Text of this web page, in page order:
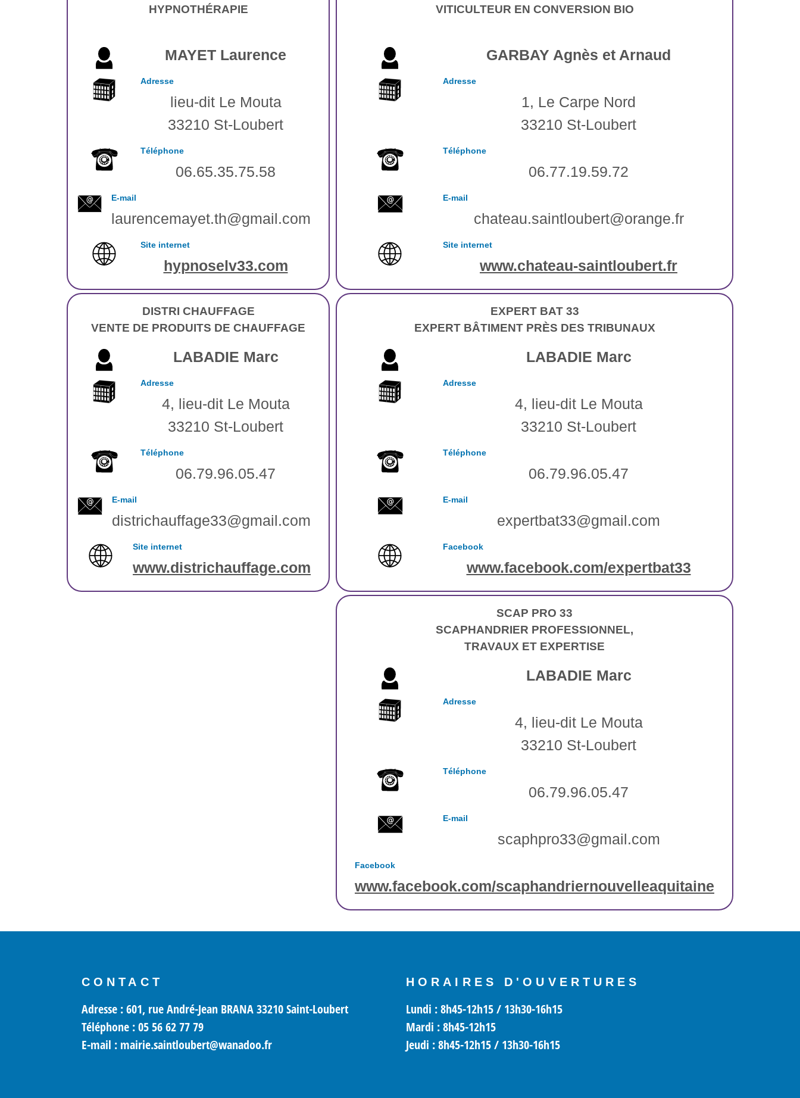
HYPNOTHÉRAPIE
MAYET Laurence
Adresse
lieu-dit Le Mouta
33210 St-Loubert
Téléphone
06.65.35.75.58
E-mail
laurencemayet.th@gmail.com
Site internet
hypnoselv33.com
DISTRI CHAUFFAGE
VENTE DE PRODUITS DE CHAUFFAGE
LABADIE Marc
Adresse
4, lieu-dit Le Mouta
33210 St-Loubert
Téléphone
06.79.96.05.47
E-mail
districhauffage33@gmail.com
Site internet
www.districhauffage.com
VITICULTEUR EN CONVERSION BIO
GARBAY Agnès et Arnaud
Adresse
1, Le Carpe Nord
33210 St-Loubert
Téléphone
06.77.19.59.72
E-mail
chateau.saintloubert@orange.fr
Site internet
www.chateau-saintloubert.fr
EXPERT BAT 33
EXPERT BÂTIMENT PRÈS DES TRIBUNAUX
LABADIE Marc
Adresse
4, lieu-dit Le Mouta
33210 St-Loubert
Téléphone
06.79.96.05.47
E-mail
expertbat33@gmail.com
Facebook
www.facebook.com/expertbat33
SCAP PRO 33
SCAPHANDRIER PROFESSIONNEL,
TRAVAUX ET EXPERTISE
LABADIE Marc
Adresse
4, lieu-dit Le Mouta
33210 St-Loubert
Téléphone
06.79.96.05.47
E-mail
scaphpro33@gmail.com
Facebook
www.facebook.com/scaphandriernouvelleaquitaine
CONTACT HORAIRES D'OUVERTURES
Adresse : 601, rue André-Jean BRANA 33210 Saint-Loubert
Téléphone : 05 56 62 77 79
E-mail : mairie.saintloubert@wanadoo.fr
Lundi : 8h45-12h15 / 13h30-16h15
Mardi : 8h45-12h15
Jeudi :8h45-12h15 / 13h30-16h15